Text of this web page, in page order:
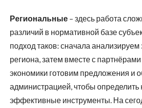
Региональные – здесь работа
различий в нормативной базе
подход таков: сначала анализируем
региона, затем вместе с
экономики готовим предложения и
администрацией, чтобы определить
эффективные инструменты. На